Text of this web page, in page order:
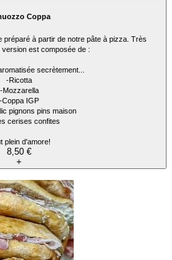
Coppa
préparé à partir de notre pâte à pizza. Très
est composée de :
secrètement...
-Ricotta
-Mozzarella
-Coppa IGP
pignons pins maison
cerises confites
plein d'amore!
8,50 €
+